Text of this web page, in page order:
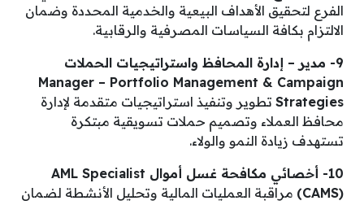
الفرع لتحقيق الأهداف البيعية والخدمية المحددة وضمان
الالتزام بكافة السياسات المصرفية والرقابية.
9- مدير – إدارة المحافظ واستراتيجيات الحملات
Manager – Portfolio Management & Campaign
Strategies تطوير وتنفيذ استراتيجيات متقدمة لإدارة
محافظ العملاء وتصميم حملات تسويقية مبتكرة
تستهدف زيادة النمو والولاء.
10- أخصائي مكافحة غسل أموال AML Specialist
(CAMS) مراقبة العمليات المالية وتحليل الأنشطة لضمان